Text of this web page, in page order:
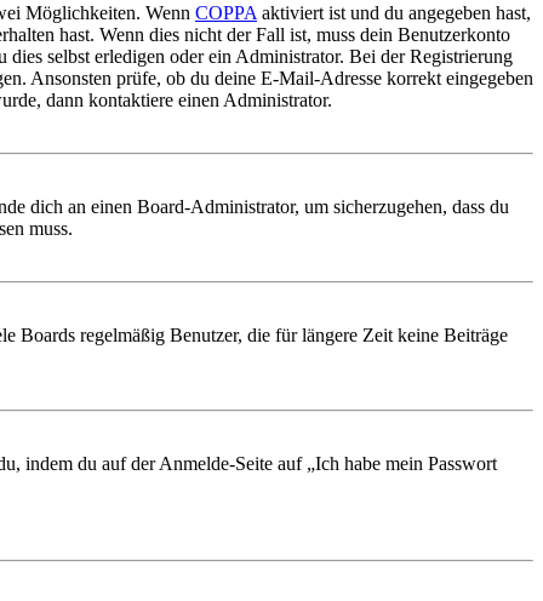
Möglichkeiten. Wenn COPPA aktiviert ist und du angegeben hast,
hast. Wenn dies nicht der Fall ist, muss dein Benutzerkonto
selbst erledigen oder ein Administrator. Bei der Registrierung
Ansonsten prüfe, ob du deine E-Mail-Adresse korrekt eingegeben
dann kontaktiere einen Administrator.
dich an einen Board-Administrator, um sicherzugehen, dass du
muss.
Boards regelmäßig Benutzer, die für längere Zeit keine Beiträge
indem du auf der Anmelde-Seite auf „Ich habe mein Passwort